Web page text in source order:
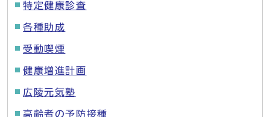
特定健康診査
各種助成
受動喫煙
健康増進計画
広陵元気塾
高齢者の予防接種